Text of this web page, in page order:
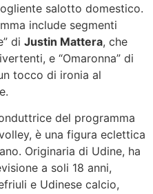
salotto domestico.
include segmenti
di Justin Mattera, che
e “Omaronna” di
tocco di ironia al
del programma
è una figura eclettica
Originaria di Udine, ha
a soli 18 anni,
e Udinese calcio,